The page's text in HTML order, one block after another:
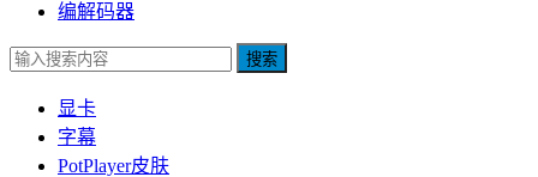
编解码器
搜索
显卡
字幕
PotPlayer皮肤